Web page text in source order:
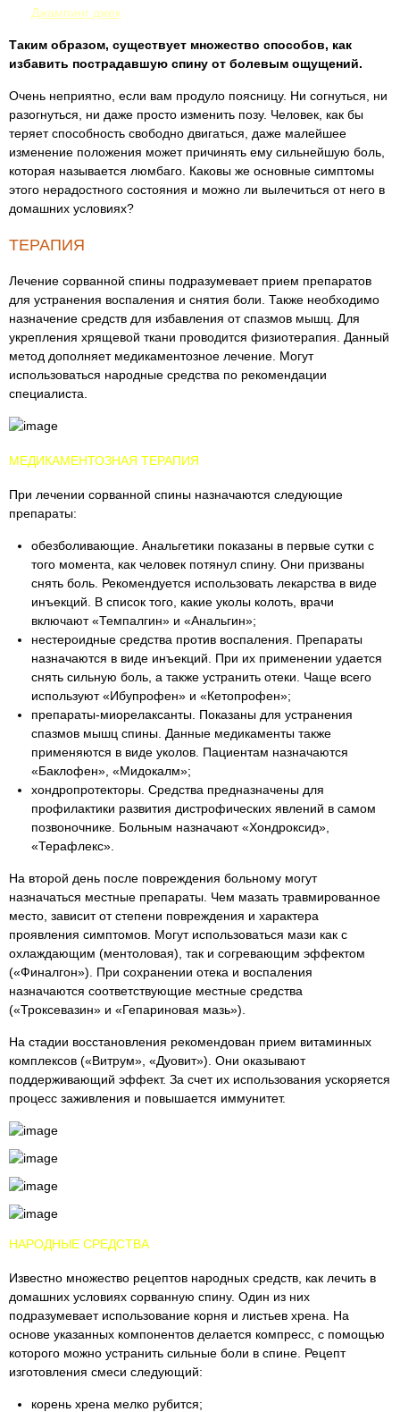
Джампинг джек
Таким образом, существует множество способов, как
избавить пострадавшую спину от болевым ощущений.
Очень неприятно, если вам продуло поясницу. Ни согнуться, ни
разогнуться, ни даже просто изменить позу. Человек, как бы
теряет способность свободно двигаться, даже малейшее
изменение положения может причинять ему сильнейшую боль,
которая называется люмбаго. Каковы же основные симптомы
этого нерадостного состояния и можно ли вылечиться от него в
домашних условиях?
ТЕРАПИЯ
Лечение сорванной спины подразумевает прием препаратов
для устранения воспаления и снятия боли. Также необходимо
назначение средств для избавления от спазмов мышц. Для
укрепления хрящевой ткани проводится физиотерапия. Данный
метод дополняет медикаментозное лечение. Могут
использоваться народные средства по рекомендации
специалиста.
МЕДИКАМЕНТОЗНАЯ ТЕРАПИЯ
При лечении сорванной спины назначаются следующие
препараты:
обезболивающие. Анальгетики показаны в первые сутки с
того момента, как человек потянул спину. Они призваны
снять боль. Рекомендуется использовать лекарства в виде
инъекций. В список того, какие уколы колоть, врачи
включают «Темпалгин» и «Анальгин»;
нестероидные средства против воспаления. Препараты
назначаются в виде инъекций. При их применении удается
снять сильную боль, а также устранить отеки. Чаще всего
используют «Ибупрофен» и «Кетопрофен»;
препараты-миорелаксанты. Показаны для устранения
спазмов мышц спины. Данные медикаменты также
применяются в виде уколов. Пациентам назначаются
«Баклофен», «Мидокалм»;
хондропротекторы. Средства предназначены для
профилактики развития дистрофических явлений в самом
позвоночнике. Больным назначают «Хондроксид»,
«Терафлекс».
На второй день после повреждения больному могут
назначаться местные препараты. Чем мазать травмированное
место, зависит от степени повреждения и характера
проявления симптомов. Могут использоваться мази как с
охлаждающим (ментоловая), так и согревающим эффектом
(«Финалгон»). При сохранении отека и воспаления
назначаются соответствующие местные средства
(«Троксевазин» и «Гепариновая мазь»).
На стадии восстановления рекомендован прием витаминных
комплексов («Витрум», «Дуовит»). Они оказывают
поддерживающий эффект. За счет их использования ускоряется
процесс заживления и повышается иммунитет.
НАРОДНЫЕ СРЕДСТВА
Известно множество рецептов народных средств, как лечить в
домашних условиях сорванную спину. Один из них
подразумевает использование корня и листьев хрена. На
основе указанных компонентов делается компресс, с помощью
которого можно устранить сильные боли в спине. Рецепт
изготовления смеси следующий:
корень хрена мелко рубится;